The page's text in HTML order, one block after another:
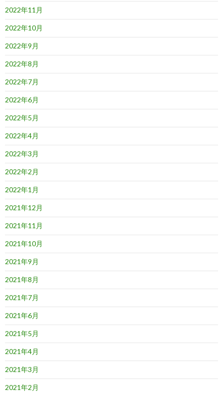
2022年11月
2022年10月
2022年9月
2022年8月
2022年7月
2022年6月
2022年5月
2022年4月
2022年3月
2022年2月
2022年1月
2021年12月
2021年11月
2021年10月
2021年9月
2021年8月
2021年7月
2021年6月
2021年5月
2021年4月
2021年3月
2021年2月